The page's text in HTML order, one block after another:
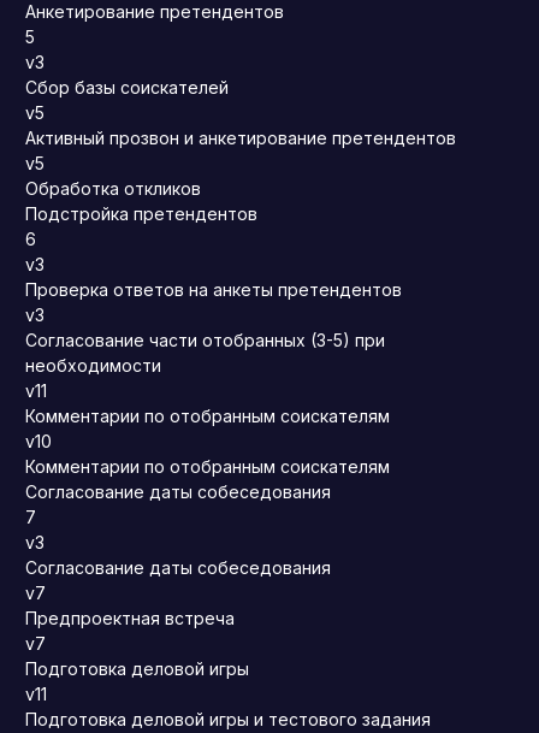
Анкетирование претендентов
5
v3
Сбор базы соискателей
v5
Активный прозвон и анкетирование претендентов
v5
Обработка откликов
Подстройка претендентов
6
v3
Проверка ответов на анкеты претендентов
v3
Согласование части отобранных (3-5) при
необходимости
v11
Комментарии по отобранным соискателям
v10
Комментарии по отобранным соискателям
Согласование даты собеседования
7
v3
Согласование даты собеседования
v7
Предпроектная встреча
v7
Подготовка деловой игры
v11
Подготовка деловой игры и тестового задания